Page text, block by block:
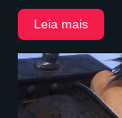
Leia mais